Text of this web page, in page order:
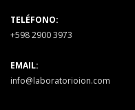
TELÉFONO:
+598 2900 3973
EMAIL:
info@laboratorioion.com